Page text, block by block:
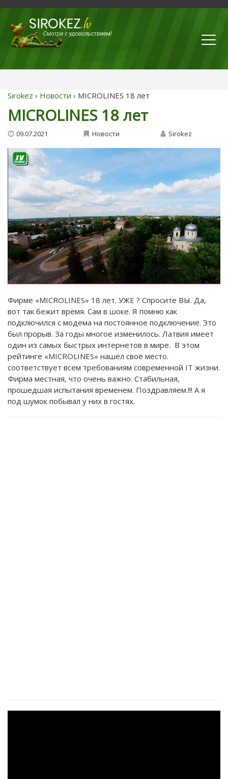
Sirokez › Новости › MICROLINES 18 лет
MICROLINES 18 лет
09.07.2021 Новости Sirokez
Фирме «MICROLINES» 18 лет. УЖЕ ? Спросите ВЫ. Да,
вот так бежит время. Сам в шоке. Я помню как
подключился с модема на постоянное подключение. Это
был прорыв. За годы многое изменилось. Латвия имеет
один из самых быстрых интернетов в мире. В этом
рейтинге «MICROLINES» нашёл своё место.
соответствует всем требованиям современной IT жизни.
Фирма местная, что очень важно. Стабильная,
прошедшая испытания временем. Поздравляем.!!! А я
под шумок побывал у них в гостях.